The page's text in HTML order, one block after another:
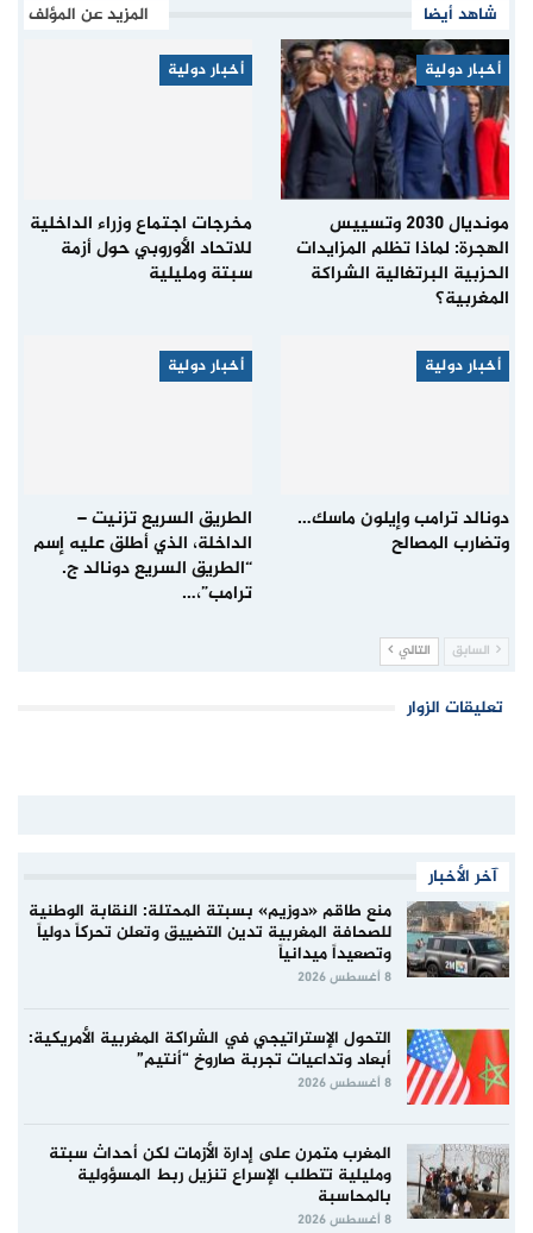
شاهد أيضا المزيد عن المؤلف
أخبار دولية
مونديال 2030 وتسييس
الهجرة: لماذا تظلم المزايدات
الحزبية البرتغالية الشراكة
المغربية؟
أخبار دولية
مخرجات اجتماع وزراء الداخلية
للاتحاد الأوروبي حول أزمة
سبتة ومليلية
أخبار دولية
دونالد ترامب وإيلون ماسك…
وتضارب المصالح
أخبار دولية
الطريق السريع تزنيت –
الداخلة، الذي أطلق عليه إسم
“الطريق السريع دونالد ج.
ترامب”،…
السابق التالي
تعليقات الزوار
آخر الأخبار
منع طاقم «دوزيم» بسبتة المحتلة: النقابة الوطنية
للصحافة المغربية تدين التضييق وتعلن تحركاً دولياً
وتصعيداً ميدانياً
8 أغسطس 2026
التحول الإستراتيجي في الشراكة المغربية الأمريكية:
أبعاد وتداعيات تجربة صاروخ “أنتيم”
8 أغسطس 2026
المغرب متمرن على إدارة الأزمات لكن أحداث سبتة
ومليلية تتطلب الإسراع تنزيل ربط المسؤولية
بالمحاسبة
8 أغسطس 2026